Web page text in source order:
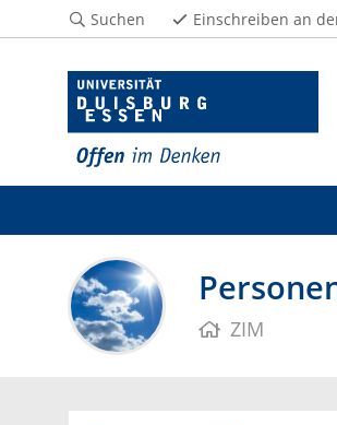
Suchen Einschreiben an
ZIM